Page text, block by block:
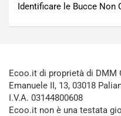
Identificare le Bucce Non
Ecoo.it di proprietà di DMM
Emanuele II, 13, 03018
I.V.A. 03144800608
Ecoo.it non è una testata